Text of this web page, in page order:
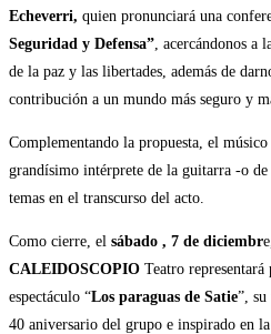
Echeverri, quien pronunciará una
Seguridad y Defensa” , acercándonos a
de la paz y las libertades, además de
contribución a un mundo más seguro y
Complementando la propuesta, el músico
grandísimo intérprete de la guitarra -o
temas en el transcurso del acto.
Como cierre, el sábado , 7 de diciembr
CALEIDOSCOPIO Teatro
espectáculo “Los paraguas de Satie”,
40 aniversario del grupo e inspirado en